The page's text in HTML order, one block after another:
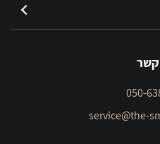
קשר
050-
service@the-